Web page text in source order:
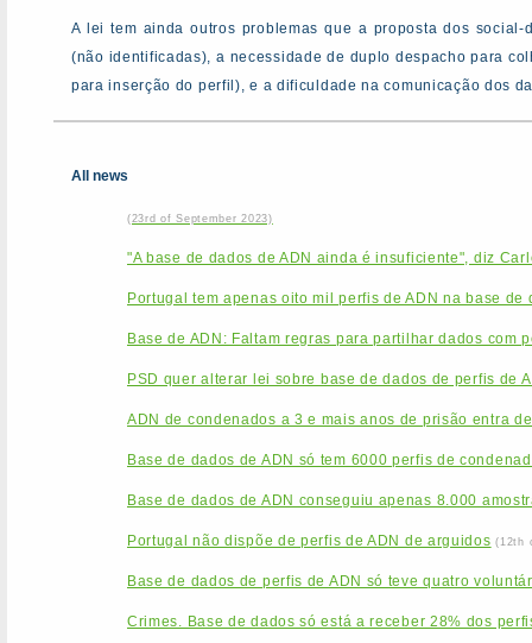
A lei tem ainda outros problemas que a proposta dos
(não identificadas), a necessidade de duplo despacho para
para inserção do perfil), e a dificuldade na comunicação dos
All news
(23rd of September 2023)
"A base de dados de ADN ainda é insuficiente", diz
Portugal tem apenas oito mil perfis de ADN na base de
Base de ADN: Faltam regras para partilhar dados com
PSD quer alterar lei sobre base de dados de perfis de
ADN de condenados a 3 e mais anos de prisão entra
Base de dados de ADN só tem 6000 perfis de
Base de dados de ADN conseguiu apenas 8.000
Portugal não dispõe de perfis de ADN de arguidos (12th
Base de dados de perfis de ADN só teve quatro
Crimes. Base de dados só está a receber 28% dos